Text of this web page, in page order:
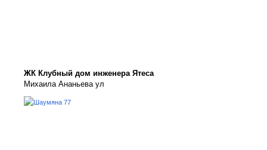
ЖК Клубный дом инженера Ятеса
Михаила Ананьева ул